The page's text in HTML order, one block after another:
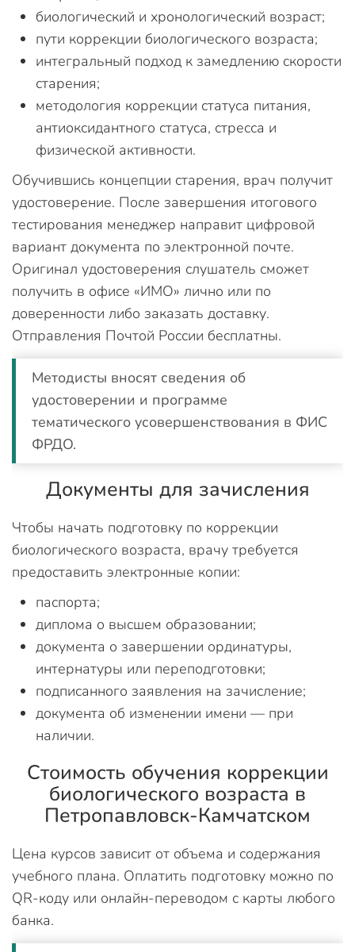
биологический и хронологический возраст;
пути коррекции биологического возраста;
интегральный подход к замедлению скорости
старения;
методология коррекции статуса питания,
антиоксидантного статуса, стресса и
физической активности.
Обучившись концепции старения, врач получит
удостоверение. После завершения итогового
тестирования менеджер направит цифровой
вариант документа по электронной почте.
Оригинал удостоверения слушатель сможет
получить в офисе «ИМО» лично или по
доверенности либо заказать доставку.
Отправления Почтой России бесплатны.
Методисты вносят сведения об
удостоверении и программе
тематического усовершенствования в ФИС
ФРДО.
Документы для зачисления
Чтобы начать подготовку по коррекции
биологического возраста, врачу требуется
предоставить электронные копии:
паспорта;
диплома о высшем образовании;
документа о завершении ординатуры,
интернатуры или переподготовки;
подписанного заявления на зачисление;
документа об изменении имени — при
наличии.
Стоимость обучения коррекции
биологического возраста в
Петропавловск-Камчатском
Цена курсов зависит от объема и содержания
учебного плана. Оплатить подготовку можно по
QR-коду или онлайн-переводом с карты любого
банка.